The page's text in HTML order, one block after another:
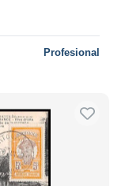
Profesional